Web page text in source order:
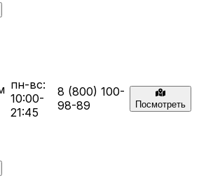
пн-вс:
10:00-
21:45
8 (800) 100-
98-89
Посмотреть